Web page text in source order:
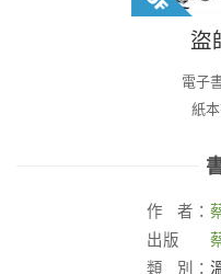
盜
電子
紙
作 者：
出版
社：
類
別：